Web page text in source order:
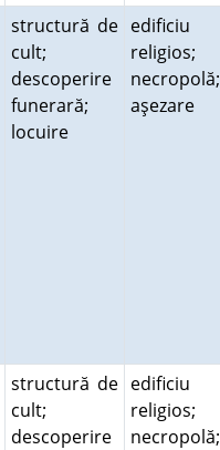
structură de
cult;
descoperire
funerară;
locuire
edificiu
religios;
necropolă;
aşezare
structură de
cult;
descoperire
edificiu
religios;
necropolă;